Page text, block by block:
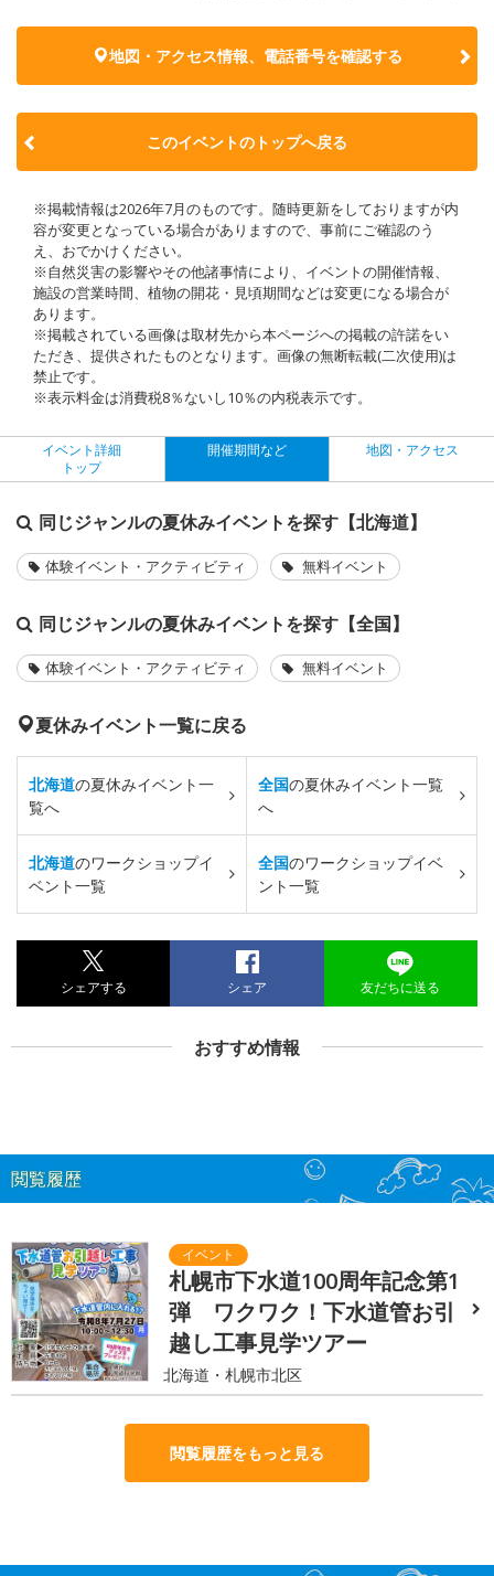
地図・アクセス情報、電話番号を確認する
このイベントのトップへ戻る
※掲載情報は2026年7月のものです。随時更新をしておりますが内
容が変更となっている場合がありますので、事前にご確認のう
え、おでかけください。
※自然災害の影響やその他諸事情により、イベントの開催情報、
施設の営業時間、植物の開花・見頃期間などは変更になる場合が
あります。
※掲載されている画像は取材先から本ページへの掲載の許諾をい
ただき、提供されたものとなります。画像の無断転載(二次使用)は
禁止です。
※表示料金は消費税8％ないし10％の内税表示です。
イベント詳細
トップ
開催期間など 地図・アクセス
同じジャンルの夏休みイベントを探す【北海道】
体験イベント・アクティビティ 無料イベント
同じジャンルの夏休みイベントを探す【全国】
体験イベント・アクティビティ 無料イベント
夏休みイベント一覧に戻る
北海道の夏休みイベント一
覧へ
全国の夏休みイベント一覧
へ
北海道のワークショップイ
ベント一覧
全国のワークショップイベ
ント一覧
シェアする シェア 友だちに送る
おすすめ情報
閲覧履歴
札幌市下水道100周年記念第1
弾 ワクワク！下水道管お引
越し工事見学ツアー
北海道・札幌市北区
閲覧履歴をもっと見る